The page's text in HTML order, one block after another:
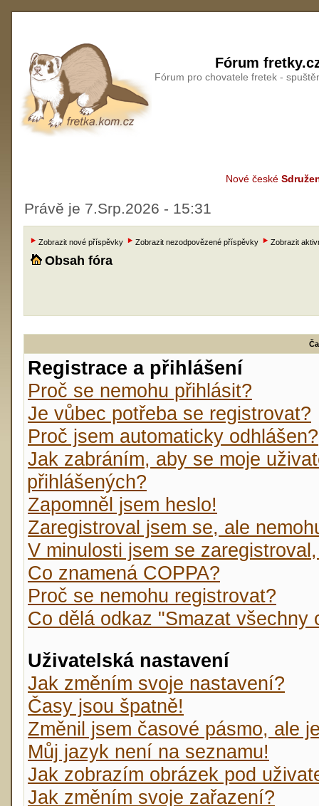
Fórum
Fórum pro chovatele fretek -
Nové české
Právě je 7.Srp.2026 - 15:31
Zobrazit nové příspěvky Zobrazit nezodpovězené příspěvky Zobrazit
Obsah fóra
Registrace a přihlášení
Proč se nemohu přihlásit?
Je vůbec potřeba se registrovat?
Proč jsem automaticky odhlášen?
Jak zabráním, aby se moje
přihlášených?
Zapomněl jsem heslo!
Zaregistroval jsem se, ale
V minulosti jsem se
Co znamená COPPA?
Proč se nemohu registrovat?
Co dělá odkaz "Smazat všechny
Uživatelská nastavení
Jak změním svoje nastavení?
Časy jsou špatně!
Změnil jsem časové pásmo, ale
Můj jazyk není na seznamu!
Jak zobrazím obrázek pod
Jak změním svoje zařazení?